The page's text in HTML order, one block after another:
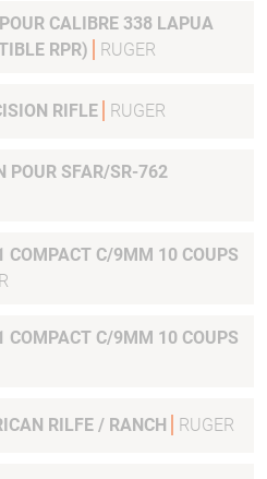
CALIBRE 338 LAPUA
RPR)
RUGER
RIFLE RUGER
POUR SFAR/SR-762
COMPACT C/9MM 10 COUPS
COMPACT C/9MM 10 COUPS
RILFE / RANCH RUGER